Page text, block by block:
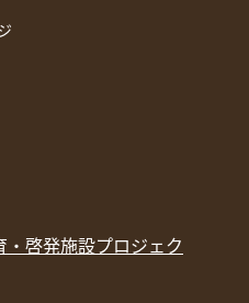
・啓発施設プロジェク